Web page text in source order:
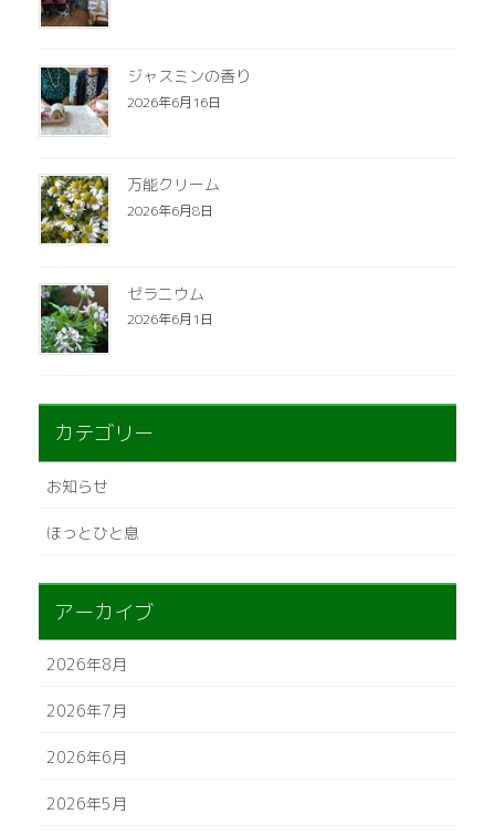
ジャスミンの香り
2026年6月16日
万能クリーム
2026年6月8日
ゼラニウム
2026年6月1日
カテゴリー
お知らせ
ほっとひと息
アーカイブ
2026年8月
2026年7月
2026年6月
2026年5月